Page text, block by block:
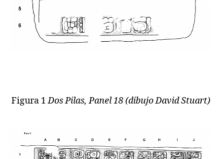
Figura 1Dos Pilas, Panel 18 (dibujo David Stuart)